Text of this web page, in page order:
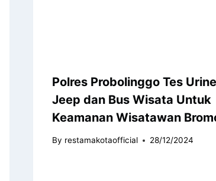
Polres Probolinggo Tes
Jeep dan Bus Wisata Untuk
Keamanan Wisatawan
By restamakotaofficial 28/12/2024